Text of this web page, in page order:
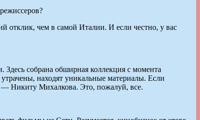
отклик, чем в самой Италии. И если честно, у вас
собрана обширная коллекция с момента
находят уникальные материалы. Если
— Никиту Михалкова. Это, пожалуй, все.